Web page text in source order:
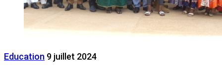
Education 9 juillet 2024